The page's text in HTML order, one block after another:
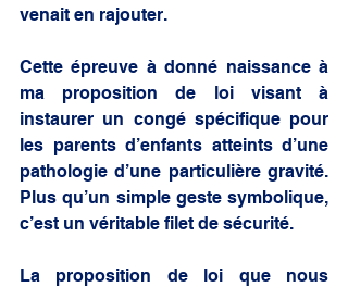
venait en rajouter.
Cette épreuve à donné naissance à
ma proposition de loi visant à
instaurer un congé spécifique pour
les parents d’enfants atteints d’une
pathologie d’une particulière gravité.
Plus qu’un simple geste symbolique,
c’est un véritable filet de sécurité.
La proposition de loi que nous